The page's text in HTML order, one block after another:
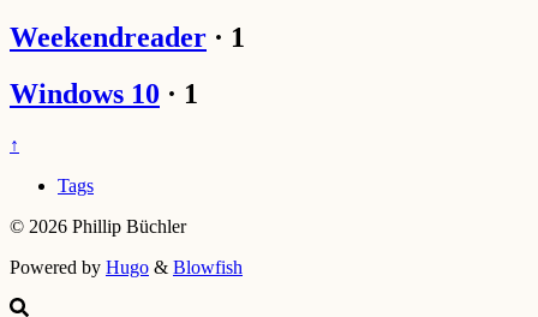
Weekendreader · 1
Windows 10 · 1
↑
Tags
© 2026 Phillip Büchler
Powered by Hugo & Blowfish